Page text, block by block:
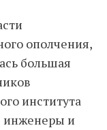
ополчения,
большая
института
и